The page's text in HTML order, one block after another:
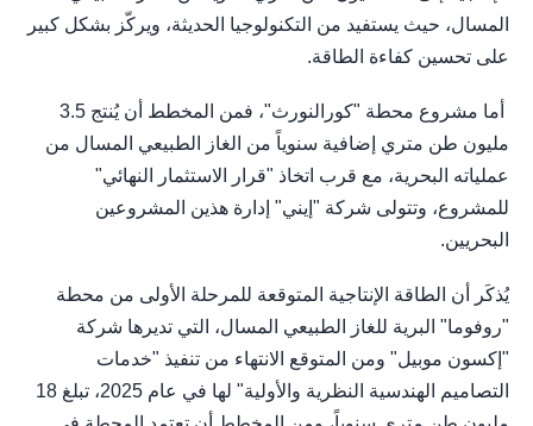
المسال، حيث يستفيد من التكنولوجيا الحديثة، ويركّز بشكل كبير
على تحسين كفاءة الطاقة.
أما مشروع محطة "كورالنورث"، فمن المخطط أن يُنتج 3.5
مليون طن متري إضافية سنوياً من الغاز الطبيعي المسال من
عملياته البحرية، مع قرب اتخاذ "قرار الاستثمار النهائي"
للمشروع، وتتولى شركة "إيني" إدارة هذين المشروعين
البحريين.
يُذكَر أن الطاقة الإنتاجية المتوقعة للمرحلة الأولى من محطة
"روفوما" البرية للغاز الطبيعي المسال، التي تديرها شركة
"إكسون موبيل" ومن المتوقع الانتهاء من تنفيذ "خدمات
التصاميم الهندسية النظرية والأولية" لها في عام 2025، تبلغ 18